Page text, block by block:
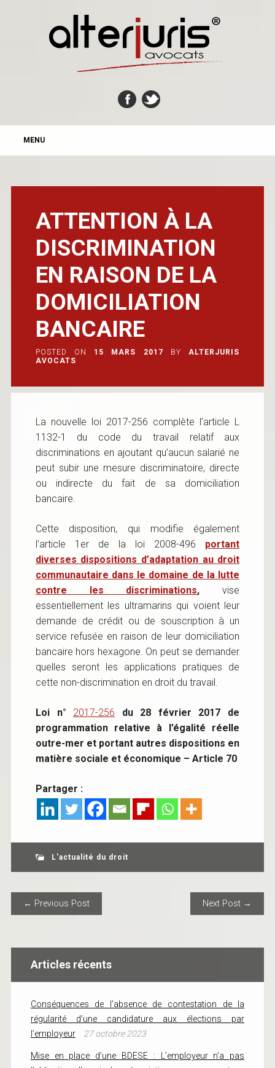
MAIN MENU
MENU
ATTENTION À LA
DISCRIMINATION
EN RAISON DE LA
DOMICILIATION
BANCAIRE
POSTED ON 15 MARS 2017 BY
ALTERJURIS
AVOCATS
La nouvelle loi 2017-256 complète l’article L
1132-1 du code du travail relatif aux
discriminations en ajoutant qu’aucun salarié ne
peut subir une mesure discriminatoire, directe
ou indirecte du fait de sa domiciliation
bancaire.
Cette disposition, qui modifie également
l’article 1er de la loi 2008-496 portant
diverses dispositions d’adaptation au droit
communautaire dans le domaine de la lutte
contre les discriminations, vise
essentiellement les ultramarins qui voient leur
demande de crédit ou de souscription à un
service refusée en raison de leur domiciliation
bancaire hors hexagone. On peut se demander
quelles seront les applications pratiques de
cette non-discrimination en droit du travail.
Loi n° 2017-256 du 28 février 2017
de
programmation relative à l’égalité réelle
outre-mer et portant autres dispositions en
matière sociale et économique – Article 70
Partager :
L'actualité du droit
POST NAVIGATION
← Previous Post Next Post →
Articles récents
Conséquences de l’absence de contestation de la
régularité d’une candidature aux élections par
l’employeur
27 octobre 2023
Mise en place d’une BDESE : L’employeur n’a pas